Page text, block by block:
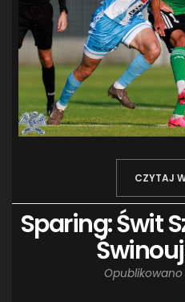
CZYTAJ
Sparing: Świt
Opublikowano